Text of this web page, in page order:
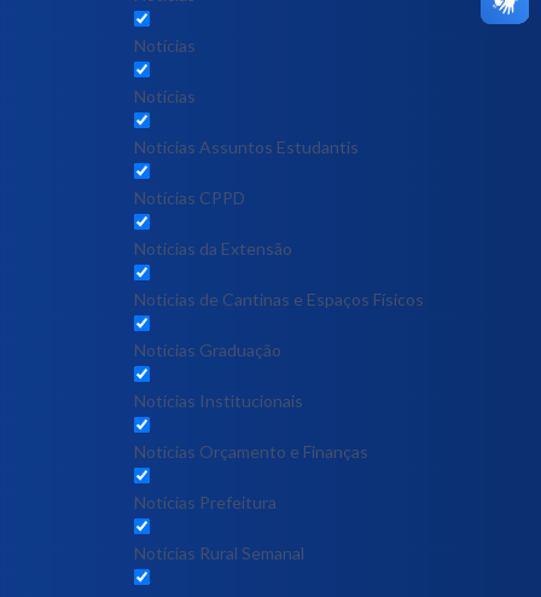
Notícias
Notícias
Notícias Assuntos Estudantis
Notícias CPPD
Notícias da Extensão
Notícias de Cantinas e Espaços Físicos
Notícias Graduação
Notícias Institucionais
Notícias Orçamento e Finanças
Notícias Prefeitura
Notícias Rural Semanal